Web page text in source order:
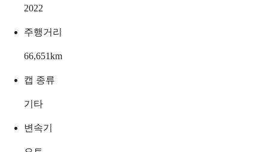
2022
주행거리
66,651km
캡 종류
기타
변속기